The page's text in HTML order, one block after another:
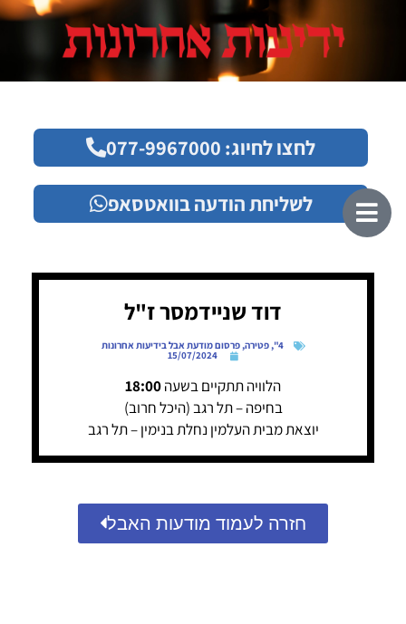
לחצו לחיוג: 077-9967000
לשליחת הודעה בוואטסאפ
דוד שניידמסר ז"ל
4"
,פטירה,פרסום מודעת אבל בידיעות אחרונות
15/07/2024
הלוויה תתקיים בשעה18:00
בחיפה – תל רגב (היכל חרוב)
יוצאת מבית העלמין נחלת בנימין – תל רגב
חזרה לעמוד מודעות האבל